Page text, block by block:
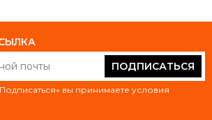
ПОДПИСАТЬСЯ
вы принимаете условия